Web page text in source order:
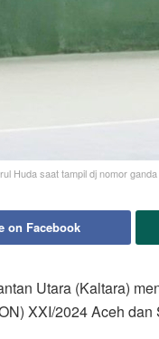
Huda saat tampil dj nomor
on Facebook
Utara (Kaltara)
XXI/2024 Aceh dan